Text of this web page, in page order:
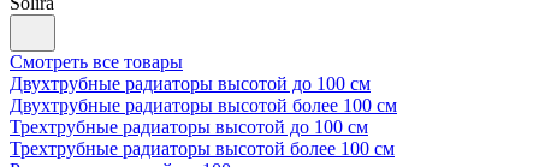
Смотреть все товары
Двухтрубные радиаторы высотой до 100 см
Двухтрубные радиаторы высотой более 100 см
Трехтрубные радиаторы высотой до 100 см
Трехтрубные радиаторы высотой более 100 см